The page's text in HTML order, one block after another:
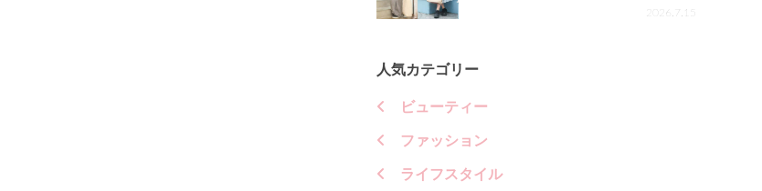
2026.7.15
人気カテゴリー
ビューティー
ファッション
ライフスタイル